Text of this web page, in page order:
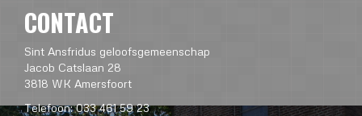
CONTACT
Sint Ansfridus geloofsgemeenschap
Jacob Catslaan 28
3818 WK Amersfoort
Telefoon: 033 461 59 23